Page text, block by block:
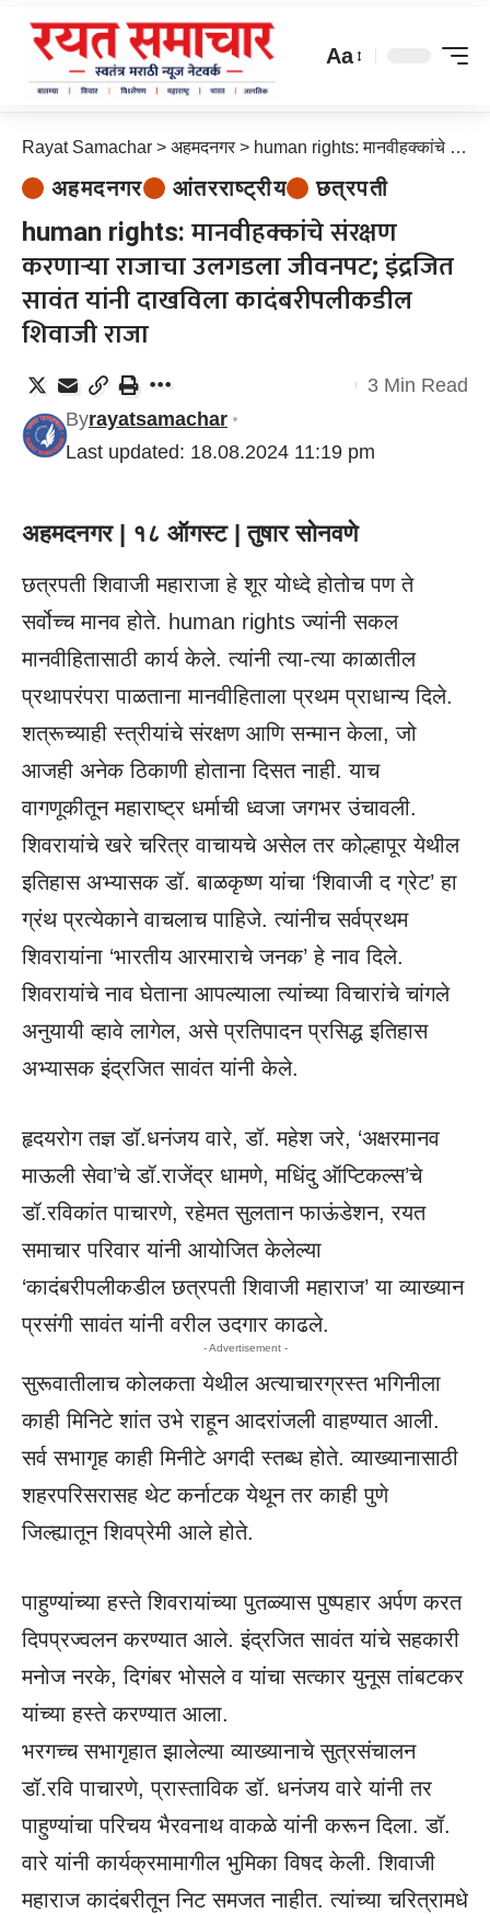
Aa
Rayat Samachar > अहमदनगर > human rights: मानवीहक्कांचे संरक्षण करणाऱ्या राजाचा उलगडला जीवनपट; इंद्रजित सावंत यांनी दाखविला कादंबरीपलीकडील शिवाजी राजा
अहमदनगर आंतरराष्ट्रीय छत्रपती
human rights: मानवीहक्कांचे संरक्षण
करणाऱ्या राजाचा उलगडला जीवनपट; इंद्रजित
सावंत यांनी दाखविला कादंबरीपलीकडील
शिवाजी राजा
Last updated: 18.08.2024 11:19 pm
Byrayatsamachar
3 Min Read
अहमदनगर | १८ ऑगस्ट | तुषार सोनवणे
छत्रपती शिवाजी महाराजा हे शूर योध्दे होतोच पण ते
सर्वोच्च मानव होते. human rights ज्यांनी सकल
मानवीहितासाठी कार्य केले. त्यांनी त्या-त्या काळातील
प्रथापरंपरा पाळताना मानवीहिताला प्रथम प्राधान्य दिले.
शत्रूच्याही स्त्रीयांचे संरक्षण आणि सन्मान केला, जो
आजही अनेक ठिकाणी होताना दिसत नाही. याच
वागणूकीतून महाराष्ट्र धर्माची ध्वजा जगभर उंचावली.
शिवरायांचे खरे चरित्र वाचायचे असेल तर कोल्हापूर येथील
इतिहास अभ्यासक डॉ. बाळकृष्ण यांचा ‘शिवाजी द ग्रेट’ हा
ग्रंथ प्रत्येकाने वाचलाच पाहिजे. त्यांनीच सर्वप्रथम
शिवरायांना ‘भारतीय आरमाराचे जनक’ हे नाव दिले.
शिवरायांचे नाव घेताना आपल्याला त्यांच्या विचारांचे चांगले
अनुयायी व्हावे लागेल, असे प्रतिपादनप्रसिद्ध इतिहास
अभ्यासक इंद्रजित सावंतयांनी केले.
हृदयरोग तज्ञ डॉ.धनंजय वारे, डॉ. महेश जरे, ‘अक्षरमानव
माऊली सेवा’चे डॉ.राजेंद्र धामणे, मधिंदु ऑप्टिकल्स’चे
डॉ.रविकांत पाचारणे, रहेमत सुलतान फाऊंडेशन, रयत
समाचार परिवार यांनी आयोजित केलेल्या
‘कादंबरीपलीकडील छत्रपती शिवाजी महाराज’ या व्याख्यान
प्रसंगीसावंतयांनी वरील उदगार काढले.
- Advertisement -
सुरूवातीलाच कोलकता येथील अत्याचारग्रस्त भगिनीला
काही मिनिटे शांत उभे राहून आदरांजली वाहण्यात आली.
सर्व सभागृह काही मिनीटे अगदी स्तब्ध होते. व्याख्यानासाठी
शहरपरिसरासह थेट कर्नाटक येथून तर काही पुणे
जिल्ह्यातून शिवप्रेमी आले होते.
पाहुण्यांच्या हस्ते शिवरायांच्या पुतळ्यास पुष्पहार अर्पण करत
दिपप्रज्वलन करण्यात आले. इंद्रजित सावंत यांचे सहकारी
मनोज नरके, दिगंबर भोसले व यांचा सत्कार युनूस तांबटकर
यांच्या हस्ते करण्यात आला.
भरगच्च सभागृहात झालेल्या व्याख्यानाचे सुत्रसंचालन
डॉ.रवि पाचारणे, प्रास्ताविक डॉ. धनंजय वारे यांनी तर
पाहुण्यांचा परिचय भैरवनाथ वाकळे यांनी करून दिला. डॉ.
वारे यांनी कार्यक्रमामागील भुमिका विषद केली. शिवाजी
महाराज कादंबरीतून निट समजत नाहीत. त्यांच्या चरित्रामधे